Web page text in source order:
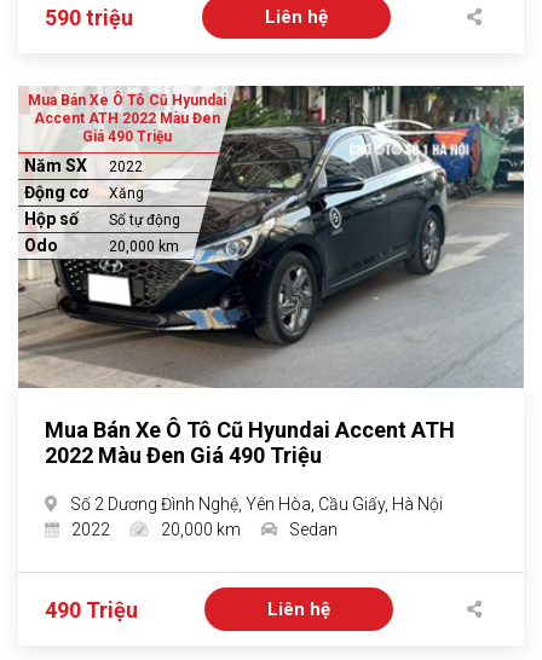
590 triệu Liên hệ
Mua Bán Xe Ô Tô Cũ Hyundai
Accent ATH 2022 Màu Đen
Giá 490 Triệu
Năm SX 2022
Động cơ Xăng
Hộp số Số tự động
Odo 20,000 km
Mua Bán Xe Ô Tô Cũ Hyundai Accent ATH
2022 Màu Đen Giá 490 Triệu
Số 2 Dương Đình Nghệ, Yên Hòa, Cầu Giấy, Hà Nội
2022
20,000 km Sedan
490 Triệu Liên hệ